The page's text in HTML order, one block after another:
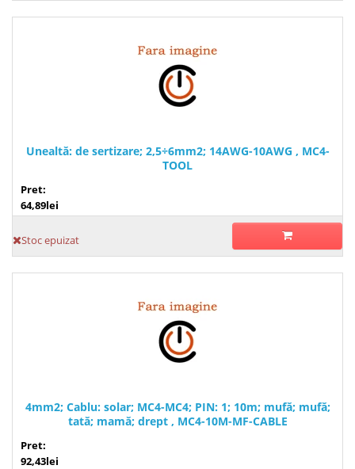
Unealtă: de sertizare; 2,5÷6mm2; 14AWG-10AWG , MC4-
TOOL
Pret:
64,89lei
Stoc epuizat
4mm2; Cablu: solar; MC4-MC4; PIN: 1; 10m; mufă; mufă;
tată; mamă; drept , MC4-10M-MF-CABLE
Pret:
92,43lei